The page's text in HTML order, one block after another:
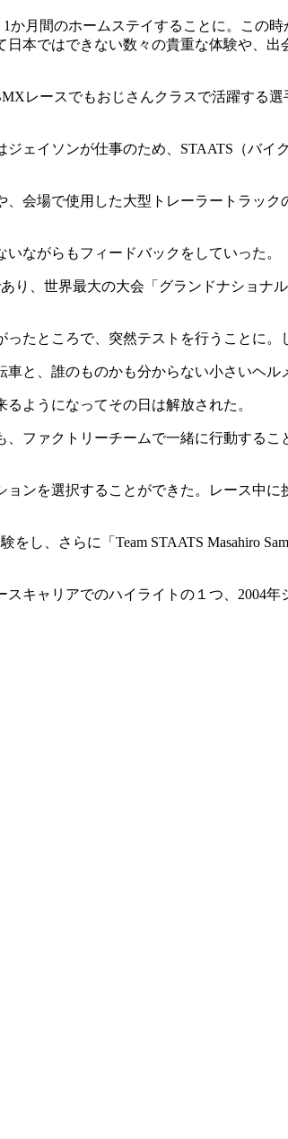
月間のホームステイすることに。この
本ではできない数々の貴重な体験や、出
レースでもおじさんクラスで活躍する
ェイソンが仕事のため、STAATS（バイ
会場で使用した大型トレーラートラック
ながらもフィードバックをしていった。
り、世界最大の大会「グランドナショナ
ったところで、突然テストを行うことに
と、誰のものかも分からない小さいヘル
ようになってその日は解放された。
ファクトリーチームで一緒に行動する
ンを選択することができた。レース中
し、さらに「Team STAATS Masahiro
キャリアでのハイライトの１つ、2004年